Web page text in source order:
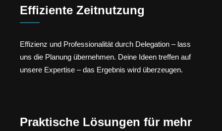
Effiziente Zeitnutzung
Effizienz und Professionalität durch Delegation – lass
uns die Planung übernehmen. Deine Ideen treffen auf
unsere Expertise – das Ergebnis wird überzeugen.
Praktische Lösungen für mehr